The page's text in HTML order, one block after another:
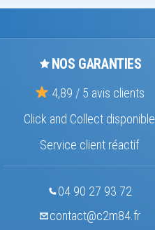
NOS GARANTIES
4,89 / 5 avis clients
Click and Collect disponible
Service client réactif
04 90 27 93 72
contact@c2m84.fr